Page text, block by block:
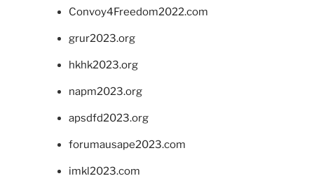
Convoy4Freedom2022.com
grur2023.org
hkhk2023.org
napm2023.org
apsdfd2023.org
forumausape2023.com
imkl2023.com